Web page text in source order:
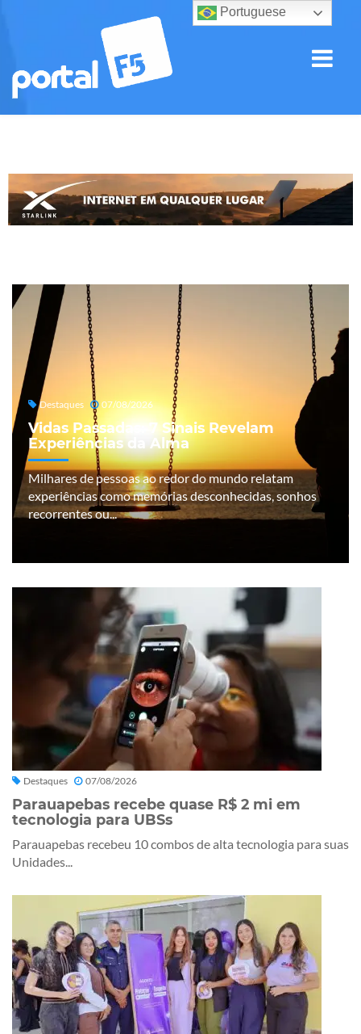
Destaques 07/08/2026
Vidas Passadas: 7 Sinais Revelam
Experiências da Alma
Milhares de pessoas ao redor do mundo relatam
experiências como memórias desconhecidas, sonhos
recorrentes ou...
Destaques 07/08/2026
Parauapebas recebe quase R$ 2 mi em
tecnologia para UBSs
Parauapebas recebeu 10 combos de alta tecnologia para suas
Unidades...
Portuguese